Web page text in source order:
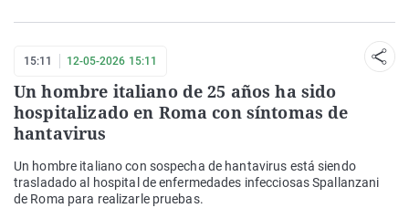
15:11 12-05-2026 15:11
Un hombre italiano de 25 años ha sido
hospitalizado en Roma con síntomas de
hantavirus
Un hombre italiano con sospecha de hantavirus está siendo
trasladado al hospital de enfermedades infecciosas Spallanzani
de Roma para realizarle pruebas.